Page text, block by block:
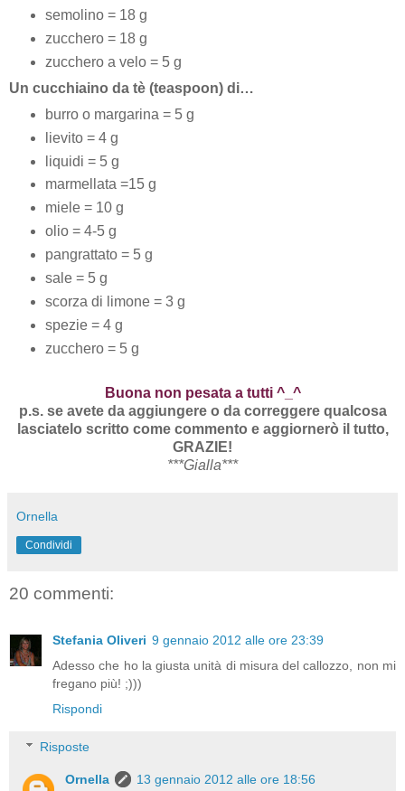
semolino = 18 g
zucchero = 18 g
zucchero a velo = 5 g
Un cucchiaino da tè (teaspoon) di…
burro o margarina = 5 g
lievito = 4 g
liquidi = 5 g
marmellata =15 g
miele = 10 g
olio = 4-5 g
pangrattato = 5 g
sale = 5 g
scorza di limone = 3 g
spezie = 4 g
zucchero = 5 g
Buona non pesata a tutti ^_^
p.s. se avete da aggiungere o da correggere qualcosa
lasciatelo scritto come commento e aggiornerò il tutto,
GRAZIE!
***Gialla***
Ornella
Condividi
20 commenti:
Stefania Oliveri 9 gennaio 2012 alle ore 23:39
Adesso che ho la giusta unità di misura del callozzo, non mi
fregano più! ;)))
Rispondi
Risposte
Ornella
13 gennaio 2012 alle ore 18:56